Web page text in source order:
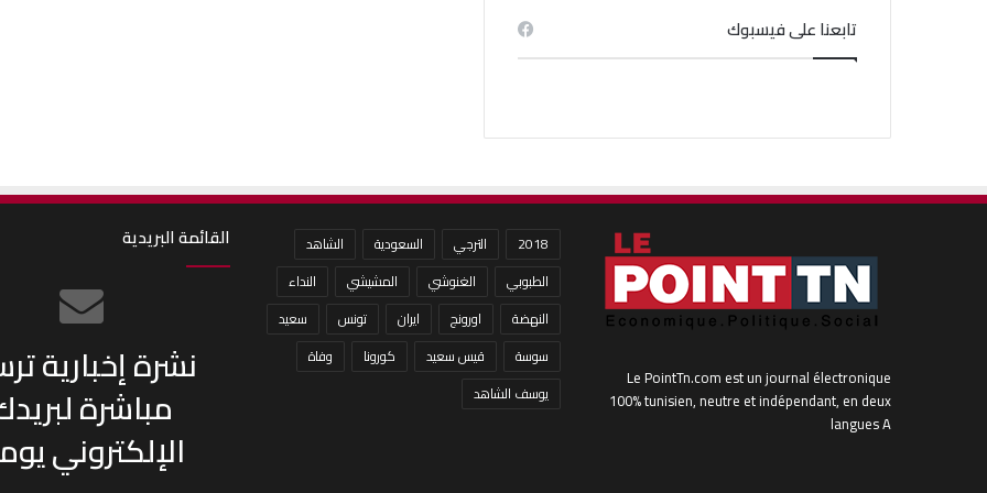
تابعنا على فيسبوك
Le PointTn.com est un journal électronique
100% tunisien, neutre et indépendant, en deux
langues A
2018 الترجي السعودية
الشاهد
الطبوبي
الغنوشي المشيشي
النداء
النهضة
اورونج ايران تونس
سعيد
سوسة
قيس سعيد كورونا
وفاة
يوسف الشاهد
القائمة البريدية
نشرة إخبارية
مباشرة
الإلكتروني